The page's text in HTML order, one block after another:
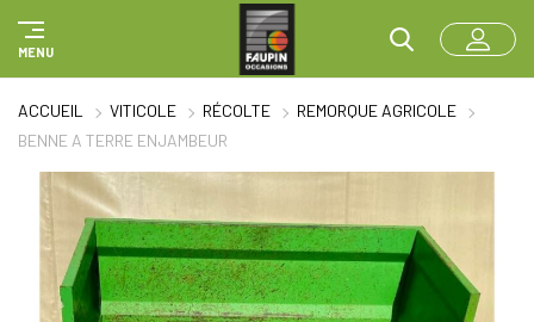
MENU
ACCUEIL VITICOLE RÉCOLTE
REMORQUE AGRICOLE
BENNE A TERRE ENJAMBEUR
Panneau de gestion des cookies